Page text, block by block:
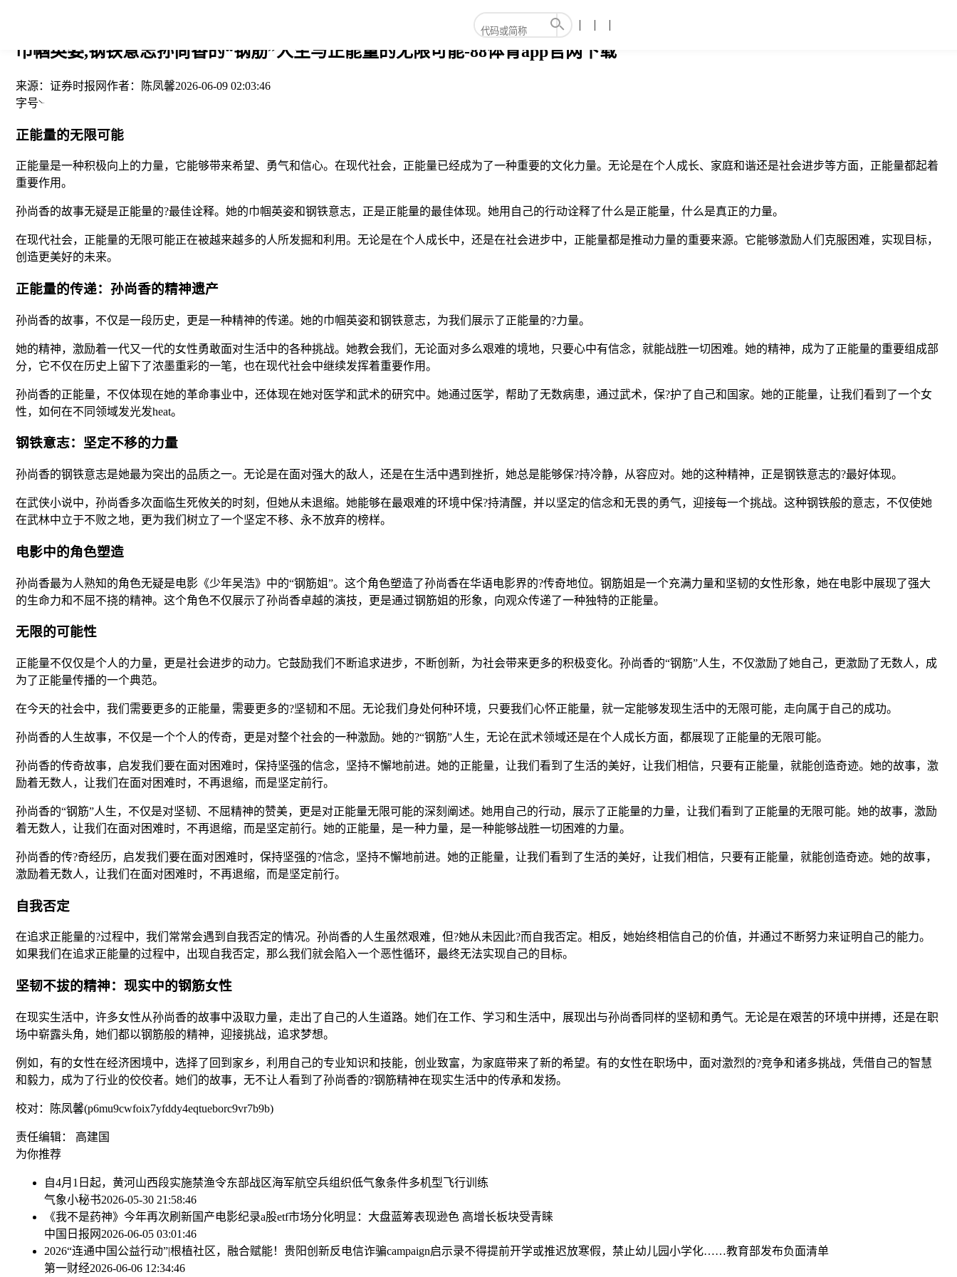
巾帼英姿,钢铁意志孙尚香的“钢筋”人生与正能量的无限可能-88体育app官网下载
来源： 证券时报网作者： 陈凤馨2026-06-09 02:03:46
字号
正能量的无限可能
正能量是一种积极向上的力量，它能够带来希望、勇气和信心。在现代社会，正能量已经成为了一种重要的文化力量。无论是在个人成长、家庭和谐还是社会进步等方面，正能量都起着
重要作用。
孙尚香的故事无疑是正能量的?最佳诠释。她的巾帼英姿和钢铁意志，正是正能量的最佳体现。她用自己的行动诠释了什么是正能量，什么是真正的力量。
在现代社会，正能量的无限可能正在被越来越多的人所发掘和利用。无论是在个人成长中，还是在社会进步中，正能量都是推动力量的重要来源。它能够激励人们克服困难，实现目标，
创造更美好的未来。
正能量的传递：孙尚香的精神遗产
孙尚香的故事，不仅是一段历史，更是一种精神的传递。她的巾帼英姿和钢铁意志，为我们展示了正能量的?力量。
她的精神，激励着一代又一代的女性勇敢面对生活中的各种挑战。她教会我们，无论面对多么艰难的境地，只要心中有信念，就能战胜一切困难。她的精神，成为了正能量的重要组成部
分，它不仅在历史上留下了浓墨重彩的一笔，也在现代社会中继续发挥着重要作用。
孙尚香的正能量，不仅体现在她的革命事业中，还体现在她对医学和武术的研究中。她通过医学，帮助了无数病患，通过武术，保?护了自己和国家。她的正能量，让我们看到了一个女
性，如何在不同领域发光发heat。
钢铁意志：坚定不移的力量
孙尚香的钢铁意志是她最为突出的品质之一。无论是在面对强大的敌人，还是在生活中遇到挫折，她总是能够保?持冷静，从容应对。她的这种精神，正是钢铁意志的?最好体现。
在武侠小说中，孙尚香多次面临生死攸关的时刻，但她从未退缩。她能够在最艰难的环境中保?持清醒，并以坚定的信念和无畏的勇气，迎接每一个挑战。这种钢铁般的意志，不仅使她
在武林中立于不败之地，更为我们树立了一个坚定不移、永不放弃的榜样。
电影中的角色塑造
孙尚香最为人熟知的角色无疑是电影《少年吴浩》中的“钢筋姐”。这个角色塑造了孙尚香在华语电影界的?传奇地位。钢筋姐是一个充满力量和坚韧的女性形象，她在电影中展现了强大
的生命力和不屈不挠的精神。这个角色不仅展示了孙尚香卓越的演技，更是通过钢筋姐的形象，向观众传递了一种独特的正能量。
无限的可能性
正能量不仅仅是个人的力量，更是社会进步的动力。它鼓励我们不断追求进步，不断创新，为社会带来更多的积极变化。孙尚香的“钢筋”人生，不仅激励了她自己，更激励了无数人，成
为了正能量传播的一个典范。
在今天的社会中，我们需要更多的正能量，需要更多的?坚韧和不屈。无论我们身处何种环境，只要我们心怀正能量，就一定能够发现生活中的无限可能，走向属于自己的成功。
孙尚香的人生故事，不仅是一个个人的传奇，更是对整个社会的一种激励。她的?“钢筋”人生，无论在武术领域还是在个人成长方面，都展现了正能量的无限可能。
孙尚香的传奇故事，启发我们要在面对困难时，保持坚强的信念，坚持不懈地前进。她的正能量，让我们看到了生活的美好，让我们相信，只要有正能量，就能创造奇迹。她的故事，激
励着无数人，让我们在面对困难时，不再退缩，而是坚定前行。
孙尚香的“钢筋”人生，不仅是对坚韧、不屈精神的赞美，更是对正能量无限可能的深刻阐述。她用自己的行动，展示了正能量的力量，让我们看到了正能量的无限可能。她的故事，激励
着无数人，让我们在面对困难时，不再退缩，而是坚定前行。她的正能量，是一种力量，是一种能够战胜一切困难的力量。
孙尚香的传?奇经历，启发我们要在面对困难时，保持坚强的?信念，坚持不懈地前进。她的正能量，让我们看到了生活的美好，让我们相信，只要有正能量，就能创造奇迹。她的故事，
激励着无数人，让我们在面对困难时，不再退缩，而是坚定前行。
自我否定
在追求正能量的?过程中，我们常常会遇到自我否定的情况。孙尚香的人生虽然艰难，但?她从未因此?而自我否定。相反，她始终相信自己的价值，并通过不断努力来证明自己的能力。
如果我们在追求正能量的过程中，出现自我否定，那么我们就会陷入一个恶性循环，最终无法实现自己的目标。
坚韧不拔的精神：现实中的钢筋女性
在现实生活中，许多女性从孙尚香的故事中汲取力量，走出了自己的人生道路。她们在工作、学习和生活中，展现出与孙尚香同样的坚韧和勇气。无论是在艰苦的环境中拼搏，还是在职
场中崭露头角，她们都以钢筋般的精神，迎接挑战，追求梦想。
例如，有的女性在经济困境中，选择了回到家乡，利用自己的专业知识和技能，创业致富，为家庭带来了新的希望。有的女性在职场中，面对激烈的?竞争和诸多挑战，凭借自己的智慧
和毅力，成为了行业的佼佼者。她们的故事，无不让人看到了孙尚香的?钢筋精神在现实生活中的传承和发扬。
校对：陈凤馨(p6mu9cwfoix7yfddy4eqtueborc9vr7b9b)
责任编辑： 高建国
为你推荐
自4月1日起，黄河山西段实施禁渔令东部战区海军航空兵组织低气象条件多机型飞行训练
气象小秘书2026-05-30 21:58:46
《我不是药神》今年再次刷新国产电影纪录a股etf市场分化明显：大盘蓝筹表现逊色 高增长板块受青睐
中国日报网 2026-06-05 03:01:46
2026“连通中国公益行动”|根植社区，融合赋能！贵阳创新反电信诈骗campaign启示录不得提前开学或推迟放寒假，禁止幼儿园小学化……教育部发布负面清单
第一财经2026-06-06 12:34:46